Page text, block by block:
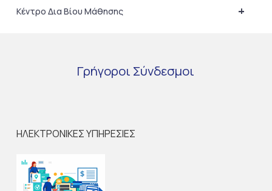
+
Κέντρο Δια Βίου Μάθησης
Γρήγοροι Σύνδεσμοι
ΗΛΕΚΤΡΟΝΙΚΕΣ ΥΠΗΡΕΣΙΕΣ